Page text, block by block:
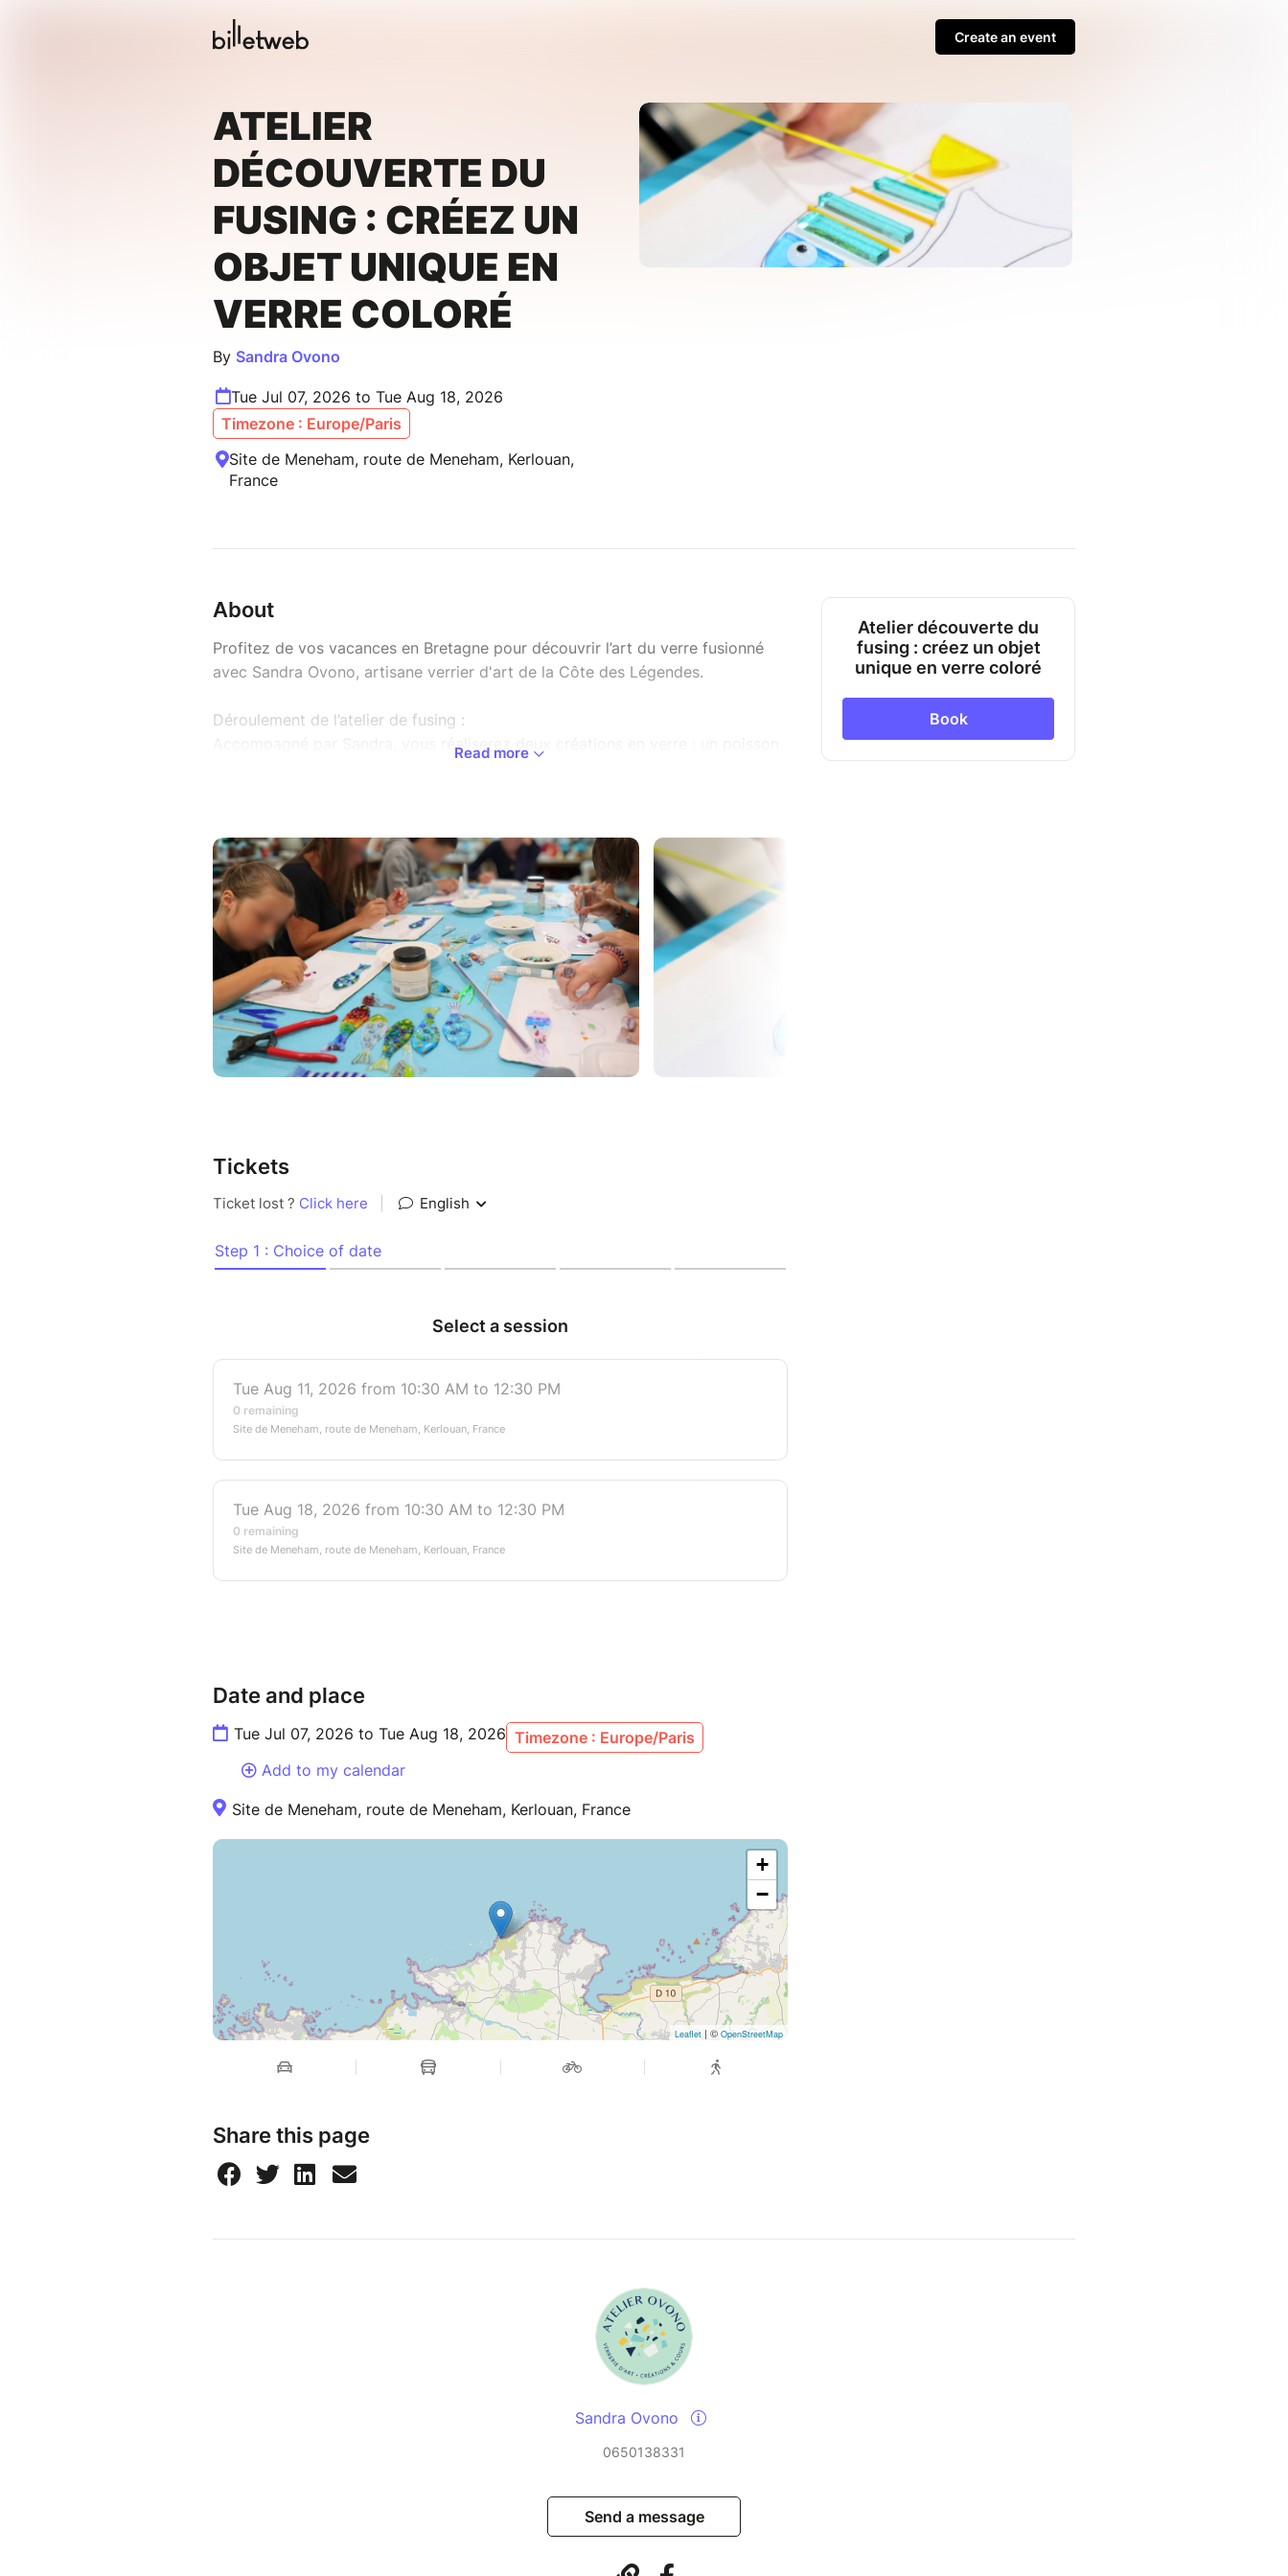
Create an event
ATELIER
DÉCOUVERTE DU
FUSING : CRÉEZ UN
OBJET UNIQUE EN
VERRE COLORÉ
By Sandra Ovono
Tue Jul 07, 2026 to Tue Aug 18, 2026
Timezone : Europe/Paris
Site de Meneham, route de Meneham, Kerlouan,
France
About
Profitez de vos vacances en Bretagne pour découvrir l’art du verre fusionné
avec Sandra Ovono, artisane verrier d'art de la Côte des Légendes.
Déroulement de l’atelier de fusing :
Accompagné par Sandra, vous réaliserez deux créations en verre : un poisson
Durée : entre 1h et 2h selon le rythme du groupe et le nombre de
participants
Découverte des matériaux et des outils
Composition et assemblage des éléments en verre
Conseils personnalisés tout au long de la création
Les bases en verre transparent sont découpées à l’avance et meulées pour
éviter tout risque de coupure. Vous aurez à disposition une multitude de
morceaux de verre colorés pour décorer vos créations, à la manière d’une
mosaïque. Vous pourrez vous inspirer des modèles proposés, ou bien créer
selon votre propre inspiration. C’est simple, facile et ludique!
dans le point de collecte qui vous sera indiqué. Elles pourront aussi être
expédiées par La Poste (frais de livraison à partir de 6€ selon le poids du
Informations complémentaires :
personnes
- RDV devant les chaumières "Musées Salou"
Read more
Tickets
Date and place
Tue Jul 07, 2026 to Tue Aug 18, 2026 Timezone : Europe/Paris
Add to my calendar
Site de Meneham, route de Meneham, Kerlouan, France
+
−
Leaflet | © OpenStreetMap
Share this page
Atelier découverte du
fusing : créez un objet
unique en verre coloré
Book
Sandra Ovono
0650138331
Send a message